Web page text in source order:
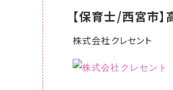
【保育士/西宮市
株式会社クレセント